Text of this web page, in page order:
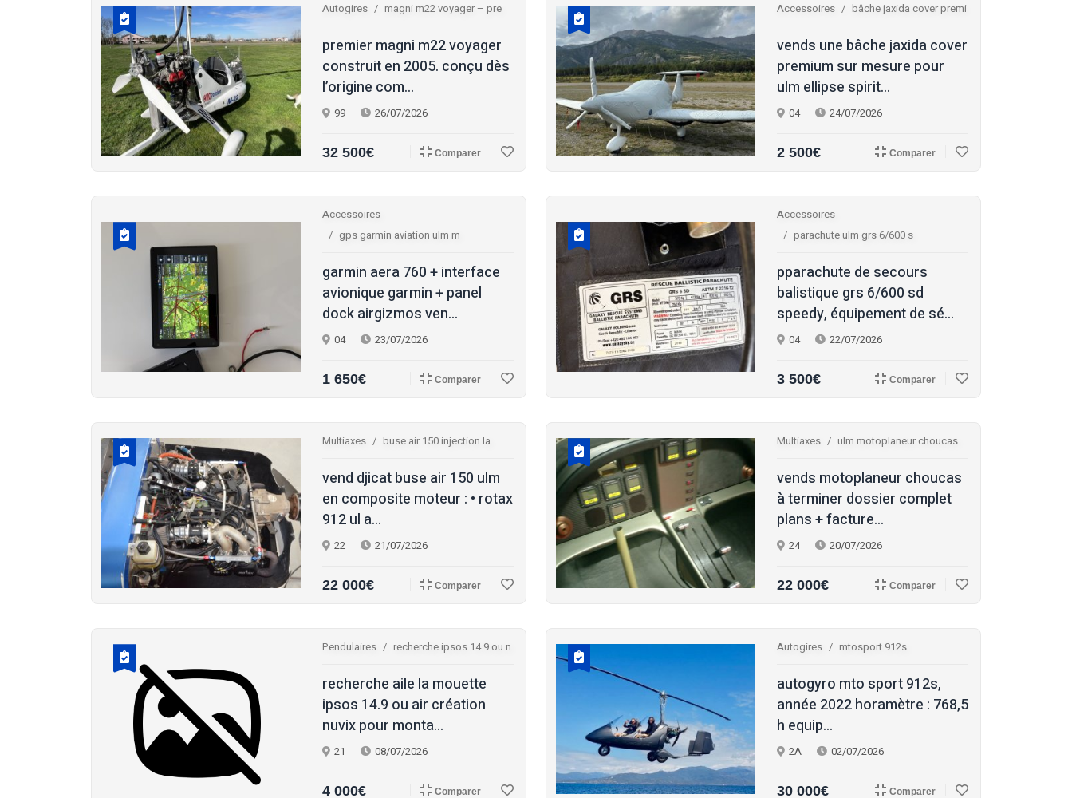
Autogires magni m22 voyager – pre
premier magni m22 voyager
construit en 2005. conçu dès
l’origine com...
99 26/07/2026
32 500€ Comparer
Accessoires bâche jaxida cover premi
vends une bâche jaxida cover
premium sur mesure pour
ulm ellipse spirit...
04 24/07/2026
2 500€ Comparer
Accessoires
gps garmin aviation ulm m
garmin aera 760 + interface
avionique garmin + panel
dock airgizmos ven...
04 23/07/2026
1 650€ Comparer
Accessoires
parachute ulm grs 6/600 s
pparachute de secours
balistique grs 6/600 sd
speedy, équipement de sé...
04 22/07/2026
3 500€ Comparer
Multiaxes buse air 150 injection la
vend djicat buse air 150 ulm
en composite moteur : • rotax
912 ul a...
22 21/07/2026
22 000€ Comparer
Multiaxes ulm motoplaneur choucas
vends motoplaneur choucas
à terminer dossier complet
plans + facture...
24 20/07/2026
22 000€ Comparer
Pendulaires recherche ipsos 14.9 ou n
recherche aile la mouette
ipsos 14.9 ou air création
nuvix pour monta...
21 08/07/2026
4 000€ Comparer
Autogires mtosport 912s
autogyro mto sport 912s,
année 2022 horamètre : 768,5
h equip...
2A 02/07/2026
30 000€ Comparer